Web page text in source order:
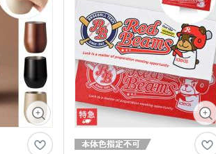
ードホル
ケース・マルチケース
印鑑・印鑑ケース・スタン
プ
ーショナ
・シャー
多色ペン
サインペン・筆ペン
・鉛筆 ペンセット・文具セット
ー・革製
メタルキーホルダー・金属
製キーホルダー
ー・リフ
ー
壁掛けカレンダー
ー 記念品 マグカップ
記念品 バッグ
スタオル オリジナルハンカチタオル